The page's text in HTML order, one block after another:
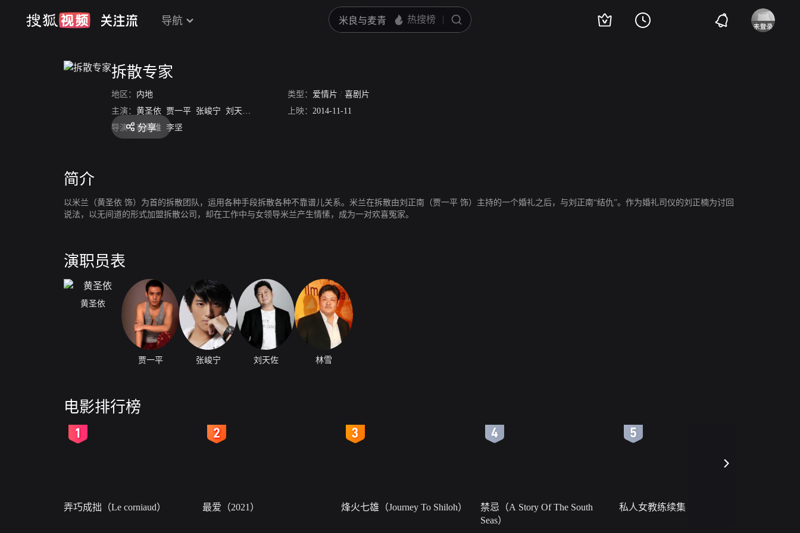
导航
拆散专家
地区： 内地 类型： 爱情片 / 喜剧片
主演： 黄圣依 贾一平 张峻宁 刘天佐 上映： 2014-11-11
导演： 裘仲维 李坚
分享
简介
以米兰（黄圣依 饰）为首的拆散团队，运用各种手段拆散各种不靠谱儿关系。米兰在拆散由刘正南（贾一平 饰）主持的一个婚礼之后，与刘正南“结仇”。作为婚礼司仪的刘正楠为讨回
说法，以无间道的形式加盟拆散公司，却在工作中与女领导米兰产生情愫，成为一对欢喜冤家。
演职员表
黄圣依
贾一平 张峻宁 刘天佐 林雪
电影排行榜
弄巧成拙（Le corniaud） 最爱（2021） 烽火七雄（Journey To Shiloh）
禁忌（A Story Of The South
Seas）
私人女教练续集